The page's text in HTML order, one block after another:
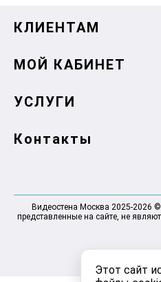
Этот сайт
КЛИЕНТАМ
МОЙ КАБИНЕТ
УСЛУГИ
Контакты
Видеостена Москва 2025-2026
представленные на сайте, не